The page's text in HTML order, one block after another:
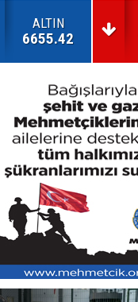
ALTIN
6655.42